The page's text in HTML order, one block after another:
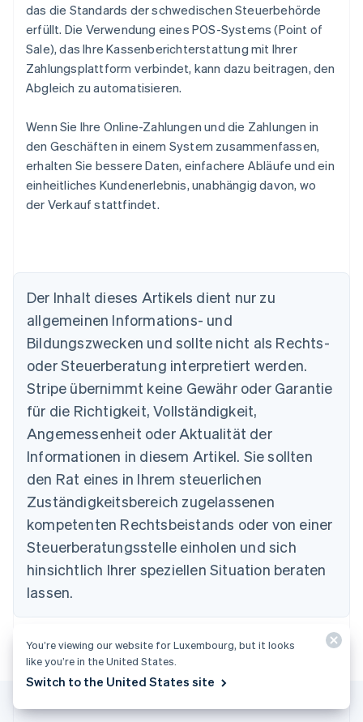
das die Standards der schwedischen Steuerbehörde
erfüllt. Die Verwendung eines POS-Systems (Point of
Sale), das Ihre Kassenberichterstattung mit Ihrer
Zahlungsplattform verbindet, kann dazu beitragen, den
Abgleich zu automatisieren.
Wenn Sie Ihre Online-Zahlungen und die Zahlungen in
den Geschäften in einem System zusammenfassen,
erhalten Sie bessere Daten, einfachere Abläufe und ein
einheitliches Kundenerlebnis, unabhängig davon, wo
der Verkauf stattfindet.
Der Inhalt dieses Artikels dient nur zu
allgemeinen Informations- und
Bildungszwecken und sollte nicht als Rechts-
oder Steuerberatung interpretiert werden.
Stripe übernimmt keine Gewähr oder Garantie
für die Richtigkeit, Vollständigkeit,
Angemessenheit oder Aktualität der
Informationen in diesem Artikel. Sie sollten
den Rat eines in Ihrem steuerlichen
Zuständigkeitsbereich zugelassenen
kompetenten Rechtsbeistands oder von einer
Steuerberatungsstelle einholen und sich
hinsichtlich Ihrer speziellen Situation beraten
lassen.
Australien
English
Belgien
Brasilien
PortuguêsEnglish
Bulgarien
English
Dänemark
English
DeutschEnglish
Estland
English
Festlandchina
简体中文English
Finnland
Frankreich
FrançaisEnglish
English
Griechenland
English
English
You’re viewing our website for Luxembourg, but it looks
like you’re in the United States.
Switch to the United States site